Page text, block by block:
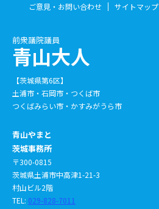
前衆議院議員
青山大人
【茨城県第6区】
土浦市・石岡市・つくば市
つくばみらい市・かすみがうら市
青山やまと
茨城事務所
〒300-0815
茨城県土浦市中高津1-21-3
村山ビル2階
TEL: 029-828-7011
ご意見・お問い合わせ サイトマップ